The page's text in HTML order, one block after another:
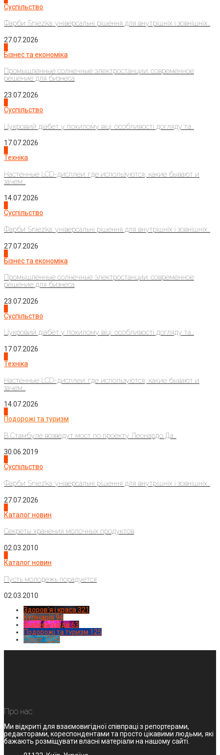
Суспільство
Фарби Sniezka: універсальні рішення для внутрішніх і зовнішніх...
27.07.2026
Бізнес та економіка
Промышленные солнечные электростанции: современное
решение для бизнеса
23.07.2026
Суспільство
Цукровий діабет у похилому віці: особливості догляду та...
17.07.2026
Техніка
Настенные LCD-дисплеи: где используются, какие бывают и
зачем...
14.07.2026
Суспільство
Фарби Sniezka: універсальні рішення для внутрішніх і зовнішніх...
27.07.2026
Бізнес та економіка
Промышленные солнечные электростанции: современное
решение для бизнеса
23.07.2026
Суспільство
Цукровий діабет у похилому віці: особливості догляду та...
17.07.2026
Техніка
Настенные LCD-дисплеи: где используются, какие бывают и
зачем...
14.07.2026
Подорожі та туризм
В Стамбуле возведут мост по проекту Леонардо Да...
30.06.2019
Суспільство
Фарби Sniezka: універсальні рішення для внутрішніх і зовнішніх...
27.07.2026
Каталог новин
Секреты хранения молочных продуктов
02.03.2010
Каталог новин
Пусть молодежь порадуется
02.03.2010
Здоров'я і краса 321
Кулінарія 94
Новинки моди 63
Подорожі та туризм 125
Спорт1224
Про нас
Ми відкриті для взаємовигідної співпраці з репортерами,
редакторами, кореспондентами та просто цікавими людьми, які
бажають розміщувати власні матеріали на нашому сайті.